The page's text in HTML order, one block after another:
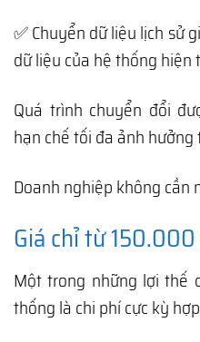
✅ Chuyển dữ liệu lịch sử
dữ liệu của hệ thống hiện
Quá trình chuyển đổi
hạn chế tối đa ảnh
Doanh nghiệp không cần
Giá chỉ từ
Một trong những lợi thế
thống là chi phí cực kỳ